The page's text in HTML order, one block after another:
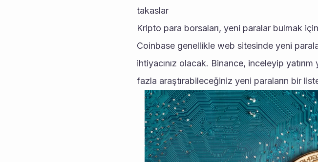
takaslar
Kripto para borsaları, yeni paralar bulmak
Coinbase genellikle web sitesinde yeni
ihtiyacınız olacak. Binance, inceleyip
fazla araştırabileceğiniz yeni paraların bir